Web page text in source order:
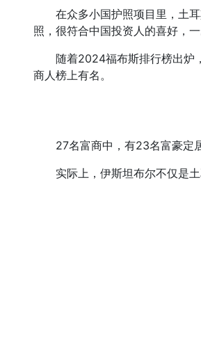
在众多小国护照项目里，土耳
照，很符合中国投资人的喜好，
随着2024福布斯排行榜出炉，
商人榜上有名。
27名富商中，有23名富豪定居
实际上，伊斯坦布尔不仅是土